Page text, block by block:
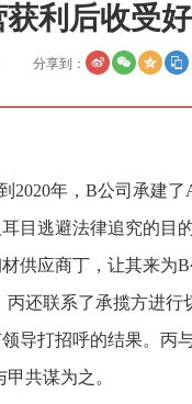
利后收受
分享到：
年，B公司承建了
目逃避法律追究的目
供应商丁，让其来为
还联系了承揽方进行
导打招呼的结果。丙
共谋为之。